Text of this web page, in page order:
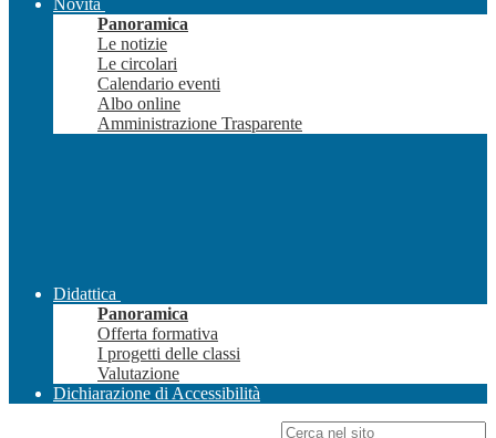
Novità
Panoramica
Le notizie
Le circolari
Calendario eventi
Albo online
Amministrazione Trasparente
Didattica
Panoramica
Offerta formativa
I progetti delle classi
Valutazione
Dichiarazione di Accessibilità